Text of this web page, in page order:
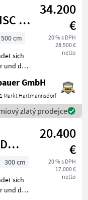
XN
34.200
€
20 % s DPH
28.500 €
netto
500 cm
sich
und der
nach GmbH
Markt Hartmannsdorf
zlatý prodejce
20.400
€
20 % s DPH
17.000 €
netto
300 cm
sich
und der